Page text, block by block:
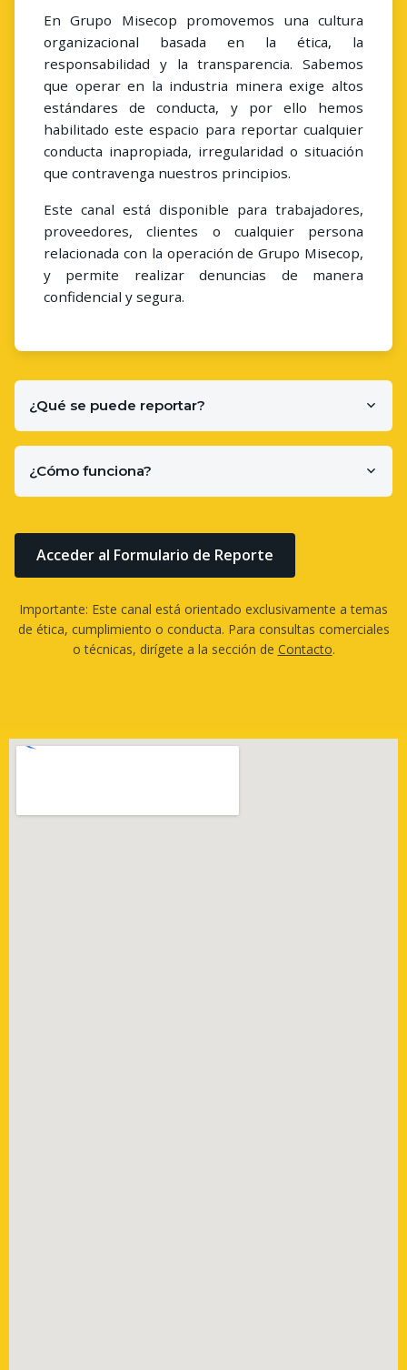
En Grupo Misecop promovemos una cultura
organizacional basada en la ética, la
responsabilidad y la transparencia. Sabemos
que operar en la industria minera exige altos
estándares de conducta, y por ello hemos
habilitado este espacio para reportar cualquier
conducta inapropiada, irregularidad o situación
que contravenga nuestros principios.
Este canal está disponible para trabajadores,
proveedores, clientes o cualquier persona
relacionada con la operación de Grupo Misecop,
y permite realizar denuncias de manera
confidencial y segura.
¿Qué se puede reportar?
¿Cómo funciona?
Acceder al Formulario de Reporte
Importante: Este canal está orientado exclusivamente a temas
de ética, cumplimiento o conducta. Para consultas comerciales
o técnicas, dirígete a la sección de Contacto.